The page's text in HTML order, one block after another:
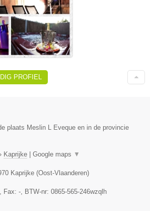
PROFIEL
plaats Meslin L Eveque en in de provincie
Kaprijke | Google maps ▼
Kaprijke (Oost-Vlaanderen)
, Fax: - , BTW-nr: 0865-565-246wzqlh